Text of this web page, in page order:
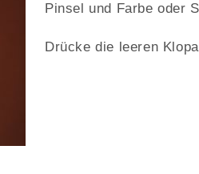
Pinsel und Farbe oder
Drücke die leeren